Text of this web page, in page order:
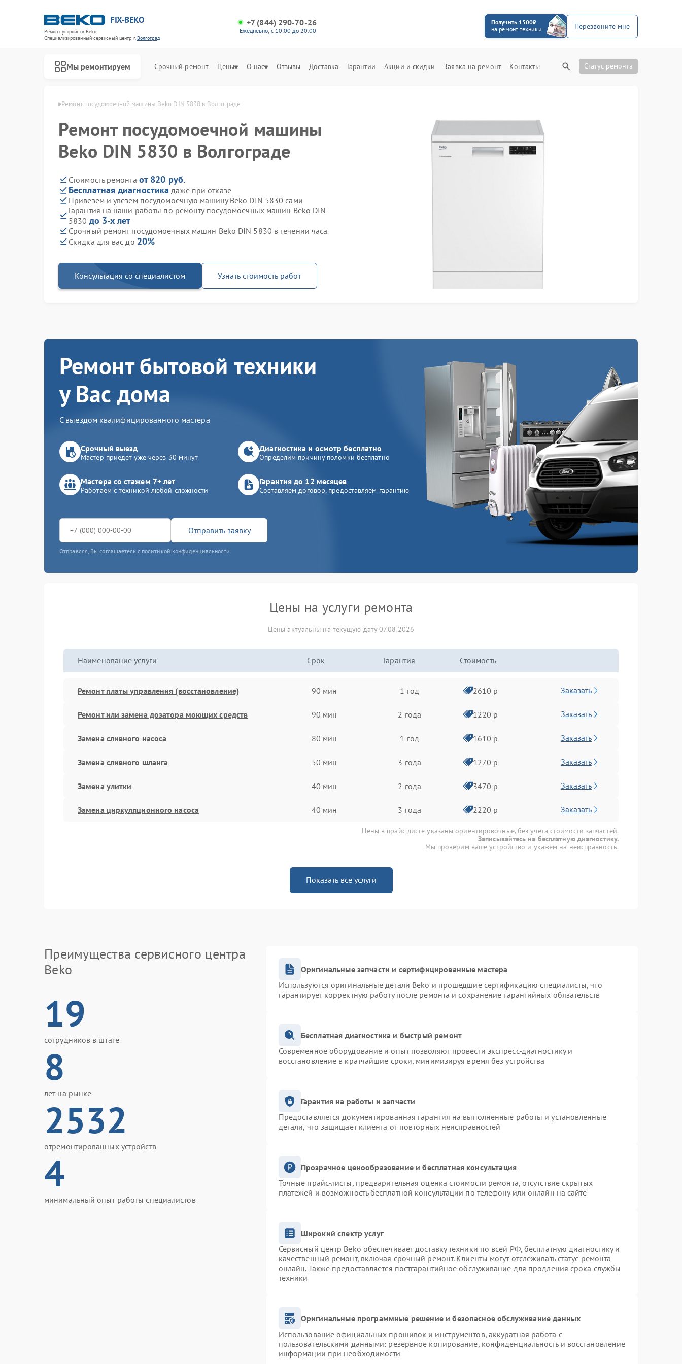
FIX-BEKO
Ремонт устройств Beko
Специализированный cервисный центр г.Волгоград
+7 (844) 290-70-26
Ежедневно, с 10:00 до 20:00
Получить 1500₽
на ремонт техники
Перезвоните мне
Мы ремонтируем Срочный ремонт Цены О нас Отзывы Доставка Гарантии Акции и скидки Заявка на ремонт Контакты Статус ремонта
в Волгограде Ремонт посудомоечной машины Beko DIN 5830 в Волгограде
Ремонт посудомоечной машины
Beko DIN 5830 в Волгограде
Стоимость ремонта от 820 руб.
Бесплатная диагностика даже при отказе
Привезем и увезем посудомоечную машину Beko DIN 5830 сами
Гарантия на наши работы по ремонту посудомоечных машин Beko DIN
5830 до 3-х лет
Срочный ремонт посудомоечных машин Beko DIN 5830 в течении часа
Скидка для вас до 20%
Консультация со специалистом Узнать стоимость работ
Ремонт бытовой техники
у Вас дома
С выездом квалифицированного мастера
Срочный выезд
Мастер приедет уже через 30 минут
Диагностика и осмотр бесплатно
Определим причину поломки бесплатно
Мастера со стажем 7+ лет
Работаем с техникой любой сложности
Гарантия до 12 месяцев
Составляем договор, предоставляем гарантию
Отправить заявку
Отправляя, Вы соглашаетесь с политикой конфиденциальности
Цены на услуги ремонта
Цены актуальны на текущую дату 07.08.2026
Наименование услуги Срок Гарантия Стоимость
Ремонт платы управления (восстановление) 90 мин 1 год 2610 р Заказать
Ремонт или замена дозатора моющих средств 90 мин 2 года 1220 р Заказать
Замена сливного насоса 80 мин 1 год 1610 р Заказать
Замена сливного шланга 50 мин 3 года 1270 р Заказать
Замена улитки 40 мин 2 года 3470 р Заказать
Замена циркуляционного насоса 40 мин 3 года 2220 р Заказать
Цены в прайс-листе указаны ориентировочные, без учета стоимости запчастей.
Записывайтесь на бесплатную диагностику.
Мы проверим ваше устройство и укажем на неисправность.
Показать все услуги
Преимущества сервисного центра
Beko
19
сотрудников в штате
8
лет на рынке
2532
отремонтированных устройств
4
минимальный опыт работы специалистов
Оригинальные запчасти и сертифицированные мастера
Используются оригинальные детали Beko и прошедшие сертификацию специалисты, что
гарантирует корректную работу после ремонта и сохранение гарантийных обязательств
Бесплатная диагностика и быстрый ремонт
Современное оборудование и опыт позволяют провести экспресс-диагностику и
восстановление в кратчайшие сроки, минимизируя время без устройства
Гарантия на работы и запчасти
Предоставляется документированная гарантия на выполненные работы и установленные
детали, что защищает клиента от повторных неисправностей
Прозрачное ценообразование и бесплатная консультация
Точные прайс-листы, предварительная оценка стоимости ремонта, отсутствие скрытых
платежей и возможность бесплатной консультации по телефону или онлайн на сайте
Широкий спектр услуг
Сервисный центр Beko обеспечивает доставку техники по всей РФ, бесплатную диагностику и
качественный ремонт, включая срочный ремонт. Клиенты могут отслеживать статус ремонта
онлайн. Также предоставляется постгарантийное обслуживание для продления срока службы
техники
Оригинальные программные решение и безопасное обслуживание данных
Использование официальных прошивок и инструментов, аккуратная работа с
пользовательскими данными: резервное копирование, конфиденциальность и восстановление
информации при необходимости